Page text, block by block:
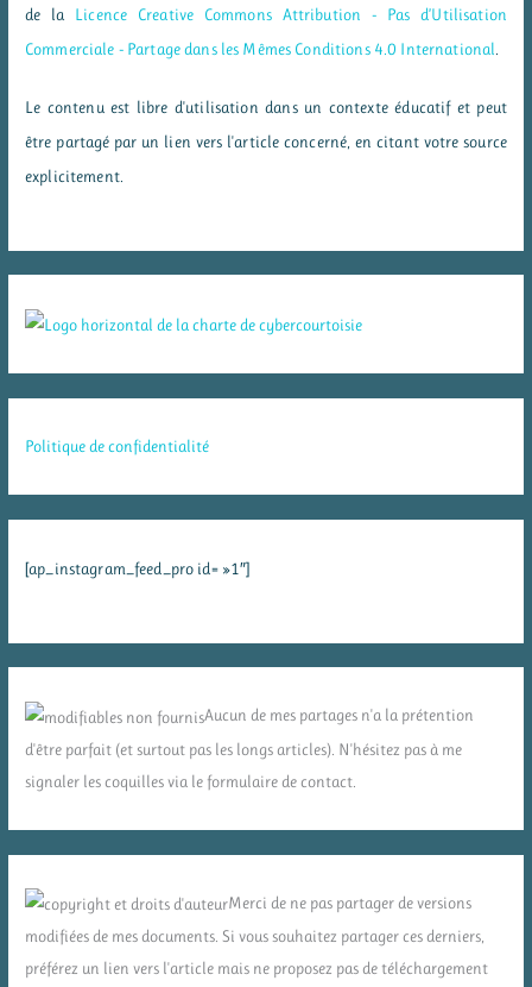
de la Licence Creative Commons Attribution - Pas d’Utilisation
Commerciale - Partage dans les Mêmes Conditions 4.0 International.
Le contenu est libre d'utilisation dans un contexte éducatif et peut
être partagé par un lien vers l'article concerné, en citant votre source
explicitement.
Politique de confidentialité
[ap_instagram_feed_pro id= »1″]
Aucun de mes partages n'a la prétention
d'être parfait (et surtout pas les longs articles). N'hésitez pas à me
signaler les coquilles via le formulaire de contact.
Merci de ne pas partager de versions
modifiées de mes documents. Si vous souhaitez partager ces derniers,
préférez un lien vers l'article mais ne proposez pas de téléchargement